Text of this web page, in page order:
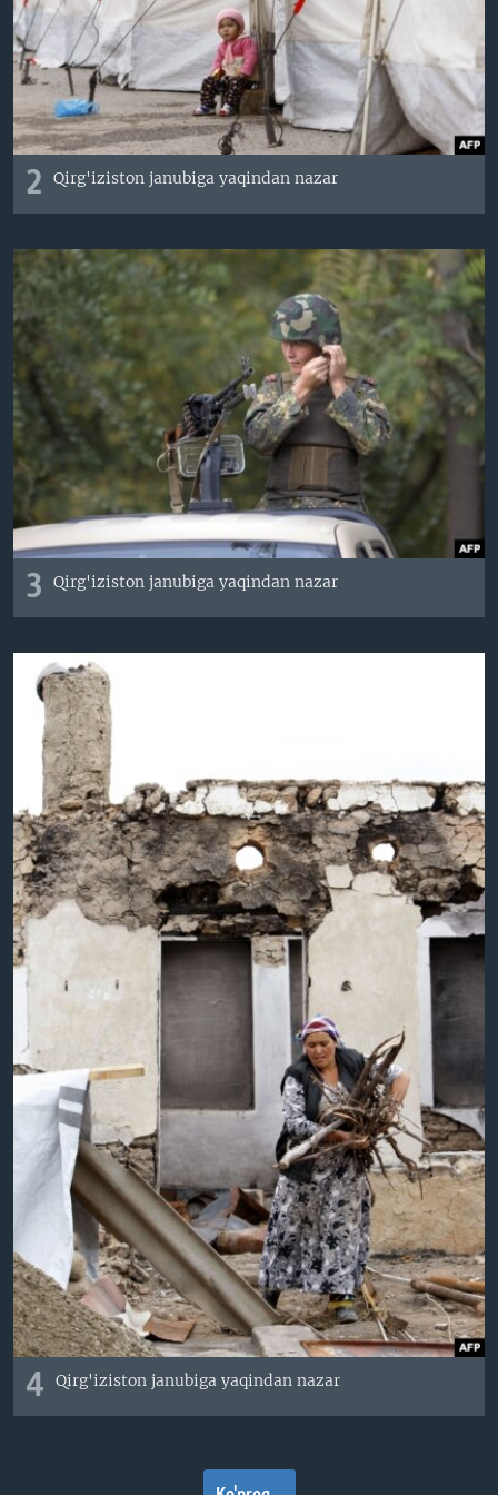
2 Qirg'iziston janubiga yaqindan nazar
3 Qirg'iziston janubiga yaqindan nazar
4 Qirg'iziston janubiga yaqindan nazar